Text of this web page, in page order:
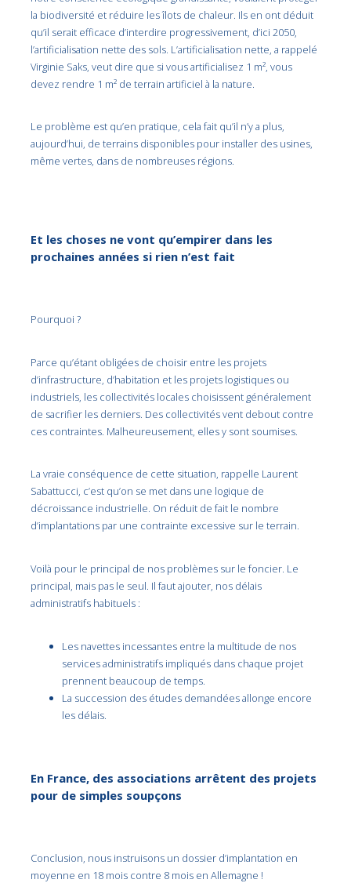
la biodiversité et réduire les îlots de chaleur. Ils en ont déduit
qu’il serait efficace d’interdire progressivement, d’ici 2050,
l’artificialisation nette des sols. L’artificialisation nette, a rappelé
Virginie Saks, veut dire que si vous artificialisez 1 m², vous
devez rendre 1 m² de terrain artificiel à la nature.
Le problème est qu’en pratique, cela fait qu’il n’y a plus,
aujourd’hui, de terrains disponibles pour installer des usines,
même vertes, dans de nombreuses régions.
Et les choses ne vont qu’empirer dans les
prochaines années si rien n’est fait
Pourquoi ?
Parce qu’étant obligées de choisir entre les projets
d’infrastructure, d’habitation et les projets logistiques ou
industriels, les collectivités locales choisissent généralement
de sacrifier les derniers. Des collectivités vent debout contre
ces contraintes. Malheureusement, elles y sont soumises.
La vraie conséquence de cette situation, rappelle Laurent
Sabattucci, c’est qu’on se met dans une logique de
décroissance industrielle. On réduit de fait le nombre
d’implantations par une contrainte excessive sur le terrain.
Voilà pour le principal de nos problèmes sur le foncier. Le
principal, mais pas le seul. Il faut ajouter, nos délais
administratifs habituels :
Les navettes incessantes entre la multitude de nos
services administratifs impliqués dans chaque projet
prennent beaucoup de temps.
La succession des études demandées allonge encore
les délais.
En France, des associations arrêtent des projets
pour de simples soupçons
Conclusion, nous instruisons un dossier d’implantation en
moyenne en 18 mois contre 8 mois en Allemagne !